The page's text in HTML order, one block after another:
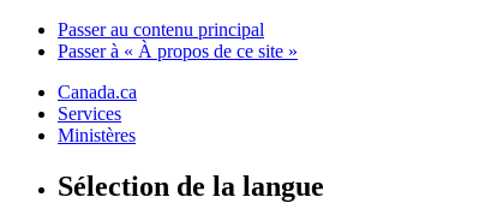
Passer au contenu principal
Passer à « À propos de ce site »
Canada.ca
Services
Ministères
Sélection de la langue